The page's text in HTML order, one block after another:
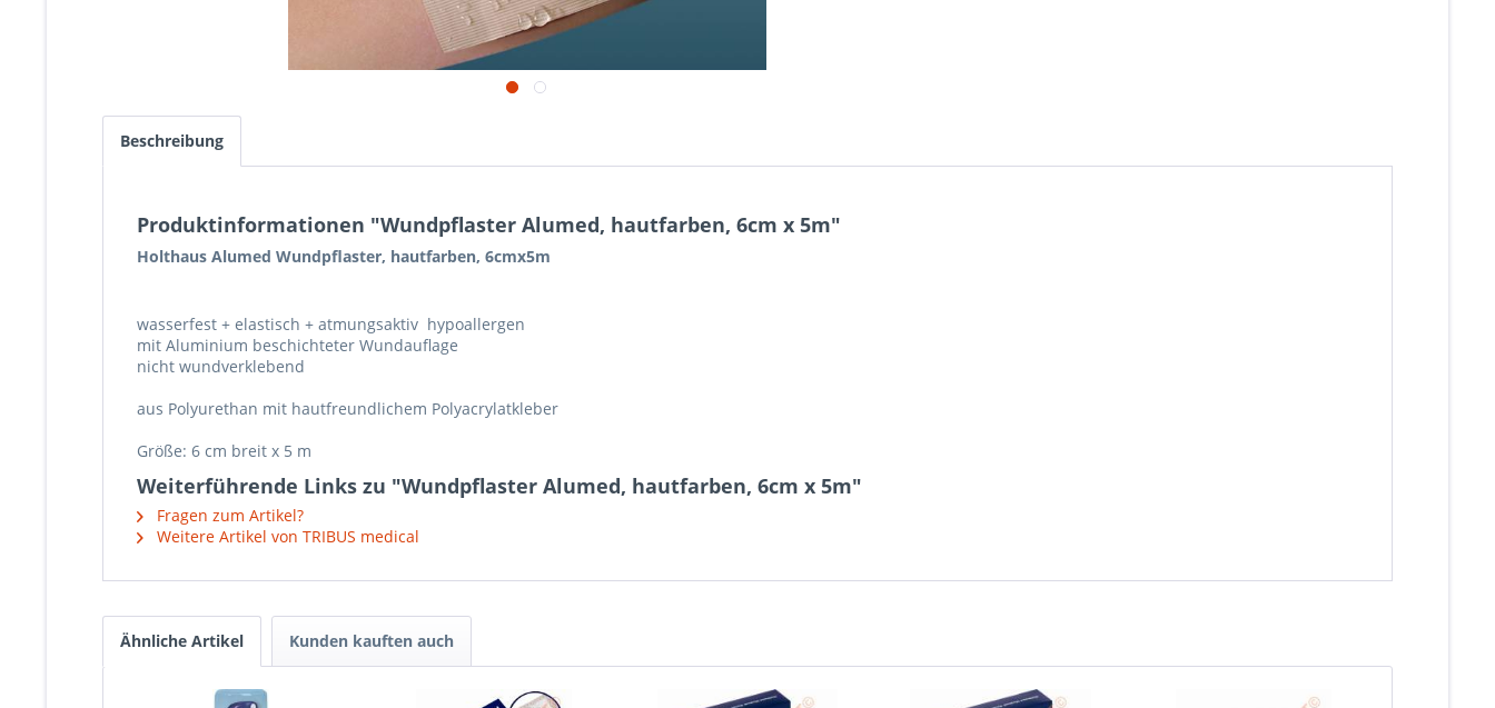
Beschreibung
Produktinformationen "Wundpflaster Alumed, hautfarben, 6cm x 5m"
Holthaus Alumed Wundpflaster, hautfarben, 6cmx5m
wasserfest + elastisch + atmungsaktiv hypoallergen
mit Aluminium beschichteter Wundauflage
nicht wundverklebend
aus Polyurethan mit hautfreundlichem Polyacrylatkleber
Größe: 6 cm breit x 5 m
Weiterführende Links zu "Wundpflaster Alumed, hautfarben, 6cm x 5m"
Fragen zum Artikel?
Weitere Artikel von TRIBUS medical
Ähnliche Artikel Kunden kauften auch